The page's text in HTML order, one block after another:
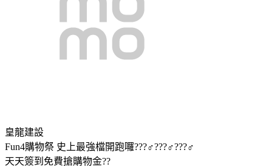
皇龍建設
Fun4購物祭 史上最強檔開跑囉???♂???♂???♂
天天簽到免費搶購物金??